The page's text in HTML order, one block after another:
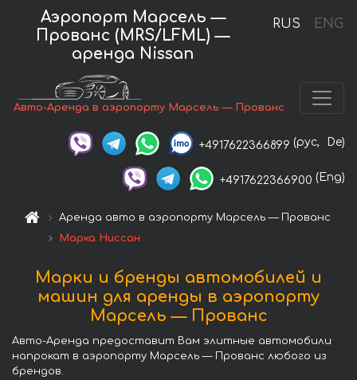
RUS ENG
Аэропорт Марсель —
Прованс (MRS/LFML) —
аренда Nissan
Авто-Аренда в аэропорту Марсель — Прованс
+4917622366899 (рус, De)
+4917622366900 (Eng)
Аренда авто в аэропорту Марсель — Прованс
Марка Ниссан
Марки и бренды автомобилей и
машин для аренды в аэропорту
Марсель — Прованс
Авто-Аренда предоставит Вам элитные автомобили
напрокат в аэропорту Марсель — Прованс любого из
брендов.